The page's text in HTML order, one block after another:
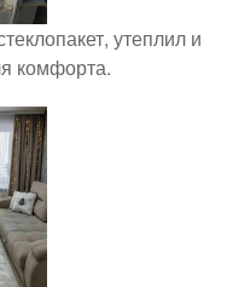
утеплил и
комфорта.